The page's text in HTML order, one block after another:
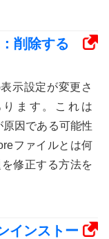
削除する
示設定が変更さ
ます。これは
因である可能性
ファイルとは何
修正する方法を
インストー